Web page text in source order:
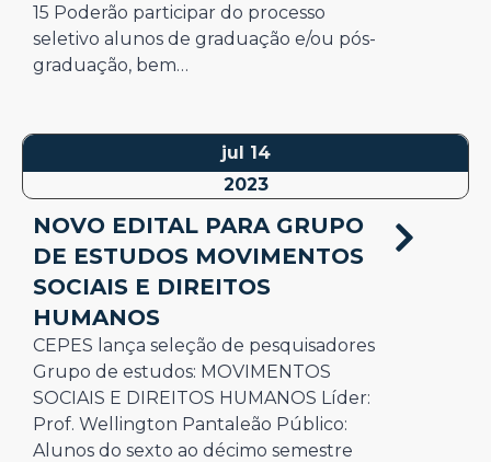
15 Poderão participar do processo
seletivo alunos de graduação e/ou pós-
graduação, bem…
jul 14
2023
NOVO EDITAL PARA GRUPO
DE ESTUDOS MOVIMENTOS
SOCIAIS E DIREITOS
HUMANOS
CEPES lança seleção de pesquisadores
Grupo de estudos: MOVIMENTOS
SOCIAIS E DIREITOS HUMANOS Líder:
Prof. Wellington Pantaleão Público:
Alunos do sexto ao décimo semestre